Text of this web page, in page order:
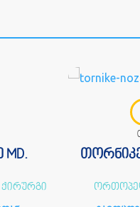
თორნიკე